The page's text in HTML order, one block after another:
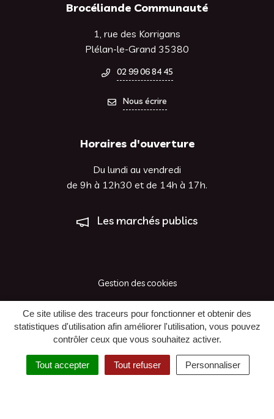
Ce site utilise des traceurs pour fonctionner et obtenir des
statistiques d'utilisation afin améliorer l'utilisation, vous pouvez
contrôler ceux que vous souhaitez activer.
Tout accepter Tout refuser Personnaliser
Brocéliande Communauté
1, rue des Korrigans
Plélan-le-Grand 35380
02 99 06 84 45
Nous écrire
Horaires d'ouverture
Du lundi au vendredi
de 9h à 12h30 et de 14h à 17h.
Les marchés publics
Gestion des cookies
Mentions légales
Politique de confidentialité